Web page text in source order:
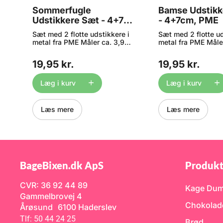
Sommerfugle
Udstikkere Sæt - 4+7
cm, PME
Sæt med 2 flotte udstikkere i
metal fra PME Måler ca. 3,9 x
opvaskemaskine
19,95 kr.
Læg i kurv
Læs mere
Bamse
- 4+7cm, PME
Sæt med 2 flotte
metal fra PME
opvaskemaskine
19,95 kr.
Læg i kurv
Læs mere
BageBixen.dk ApS
CVR: 36 92 44 89
Gammelbrovej 4
Årøsund 6100 Haderslev
Tlf: 50 44 24 25
Kage